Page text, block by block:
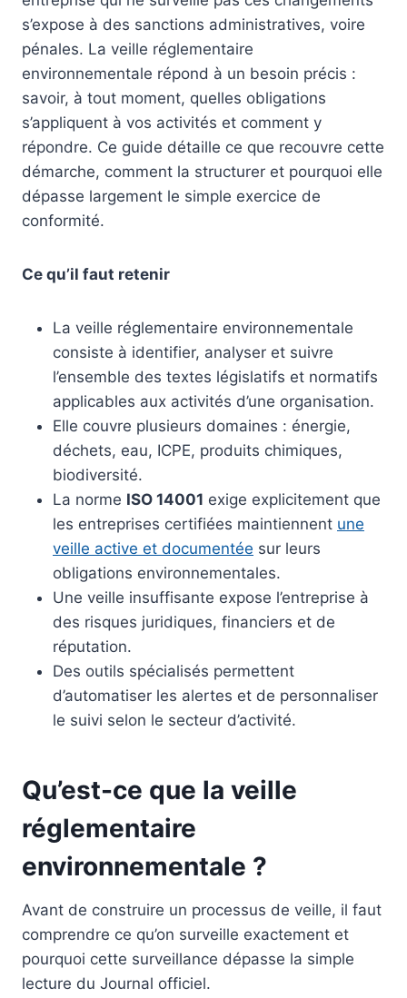
s’expose à des sanctions administratives, voire
pénales. La veille réglementaire
environnementale répond à un besoin précis :
savoir, à tout moment, quelles obligations
s’appliquent à vos activités et comment y
répondre. Ce guide détaille ce que recouvre cette
démarche, comment la structurer et pourquoi elle
dépasse largement le simple exercice de
conformité.
Ce qu’il faut retenir
La veille réglementaire environnementale
consiste à identifier, analyser et suivre
l’ensemble des textes législatifs et normatifs
applicables aux activités d’une organisation.
Elle couvre plusieurs domaines : énergie,
déchets, eau, ICPE, produits chimiques,
biodiversité.
La norme ISO 14001 exige explicitement que
les entreprises certifiées maintiennent une
veille active et documentée sur leurs
obligations environnementales.
Une veille insuffisante expose l’entreprise à
des risques juridiques, financiers et de
réputation.
Des outils spécialisés permettent
d’automatiser les alertes et de personnaliser
le suivi selon le secteur d’activité.
Qu’est-ce que la veille
réglementaire
environnementale ?
Avant de construire un processus de veille, il faut
comprendre ce qu’on surveille exactement et
pourquoi cette surveillance dépasse la simple
lecture du Journal officiel.